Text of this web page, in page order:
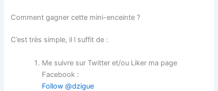
Comment gagner cette mini-enceinte ?
C’est très simple, il l suffit de :
Me suivre sur Twitter et/ou Liker ma page
Facebook :
Follow @dzigue